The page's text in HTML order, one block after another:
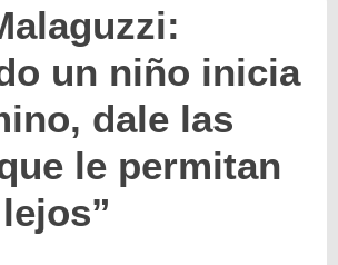
un niño inicia
dale las
le permitan